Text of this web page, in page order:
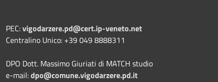
PEC:vigodarzere.pd@cert.ip-veneto.net
Centralino Unico: +39 049 8888311
DPO Dott. Massimo Giuriati di MATCH studio
e-mail:dpo@comune.vigodarzere.pd.it